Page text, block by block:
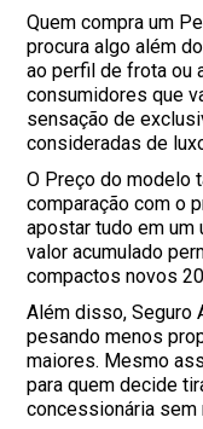
Quem compra um
procura algo além
ao perfil de frota ou
consumidores que
sensação de
consideradas de
O Preço do modelo
comparação com o
apostar tudo em um
valor acumulado
compactos novos
Além disso, Seguro
pesando menos
maiores. Mesmo
para quem decide
concessionária sem